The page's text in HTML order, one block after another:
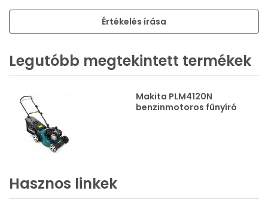
Értékelés írása
Legutóbb megtekintett termékek
Makita PLM4120N
benzinmotoros fűnyíró
Hasznos linkek